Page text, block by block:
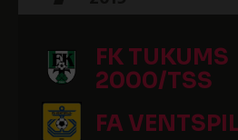
FK TUKUMS
2000/TSS
FA